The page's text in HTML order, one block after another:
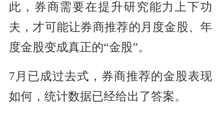
此，券商需要在提升研究能力上下功
夫，才可能让券商推荐的月度金股、年
度金股变成真正的“金股”。
7月已成过去式，券商推荐的金股表现
如何，统计数据已经给出了答案。